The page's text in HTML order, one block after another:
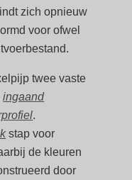
zich opnieuw
voor ofwel
twee vaste
ingaand
.
stap voor
de kleuren
door